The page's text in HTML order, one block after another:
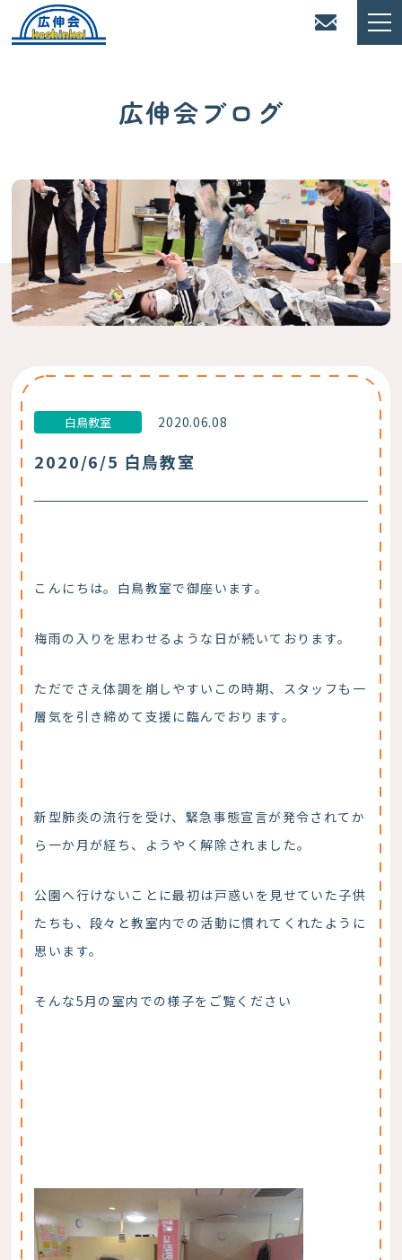
広伸会ブログ
白鳥教室 2020.06.08
2020/6/5 白鳥教室
こんにちは。白鳥教室で御座います。
梅雨の入りを思わせるような日が続いております。
ただでさえ体調を崩しやすいこの時期、スタッフも一
層気を引き締めて支援に臨んでおります。
新型肺炎の流行を受け、緊急事態宣言が発令されてか
ら一か月が経ち、ようやく解除されました。
公園へ行けないことに最初は戸惑いを見せていた子供
たちも、段々と教室内での活動に慣れてくれたように
思います。
そんな5月の室内での様子をご覧ください